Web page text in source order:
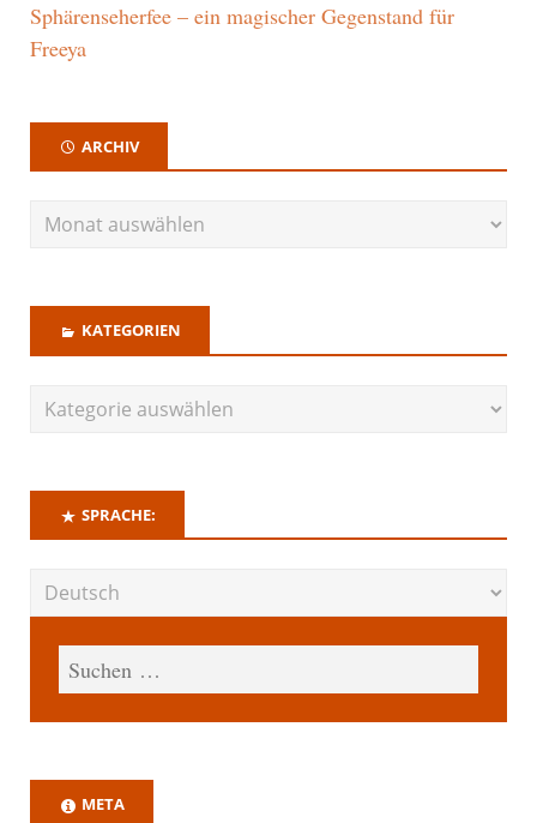
Sphärenseherfee – ein magischer Gegenstand für
Freeya
ARCHIV
KATEGORIEN
SPRACHE:
META